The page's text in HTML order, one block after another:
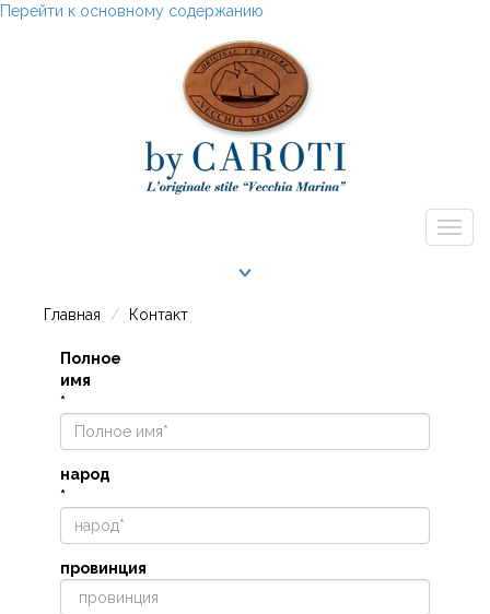
Перейти к основному содержанию
Главная Контакт
Полное
имя
*
народ
*
провинция